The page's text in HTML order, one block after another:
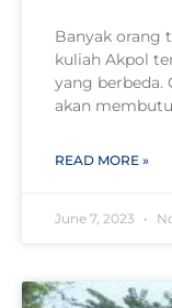
Banyak orang
kuliah Akpol
yang berbeda.
akan
READ MORE »
June 7, 2023